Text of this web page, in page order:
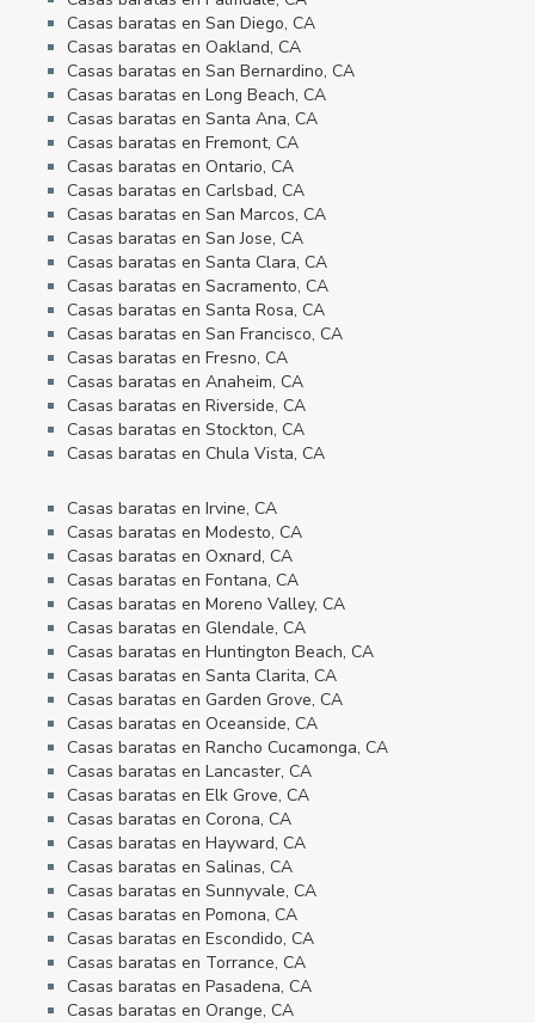
Casas baratas en San Diego, CA
Casas baratas en Oakland, CA
Casas baratas en San Bernardino, CA
Casas baratas en Long Beach, CA
Casas baratas en Santa Ana, CA
Casas baratas en Fremont, CA
Casas baratas en Ontario, CA
Casas baratas en Carlsbad, CA
Casas baratas en San Marcos, CA
Casas baratas en San Jose, CA
Casas baratas en Santa Clara, CA
Casas baratas en Sacramento, CA
Casas baratas en Santa Rosa, CA
Casas baratas en San Francisco, CA
Casas baratas en Fresno, CA
Casas baratas en Anaheim, CA
Casas baratas en Riverside, CA
Casas baratas en Stockton, CA
Casas baratas en Chula Vista, CA
Casas baratas en Irvine, CA
Casas baratas en Modesto, CA
Casas baratas en Oxnard, CA
Casas baratas en Fontana, CA
Casas baratas en Moreno Valley, CA
Casas baratas en Glendale, CA
Casas baratas en Huntington Beach, CA
Casas baratas en Santa Clarita, CA
Casas baratas en Garden Grove, CA
Casas baratas en Oceanside, CA
Casas baratas en Rancho Cucamonga, CA
Casas baratas en Lancaster, CA
Casas baratas en Elk Grove, CA
Casas baratas en Corona, CA
Casas baratas en Hayward, CA
Casas baratas en Salinas, CA
Casas baratas en Sunnyvale, CA
Casas baratas en Pomona, CA
Casas baratas en Escondido, CA
Casas baratas en Torrance, CA
Casas baratas en Pasadena, CA
Casas baratas en Orange, CA